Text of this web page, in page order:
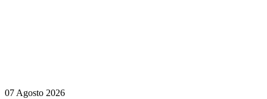
07 Agosto 2026